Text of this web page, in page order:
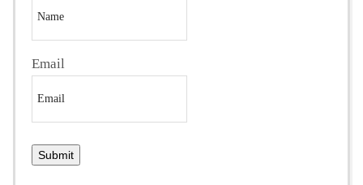
Email